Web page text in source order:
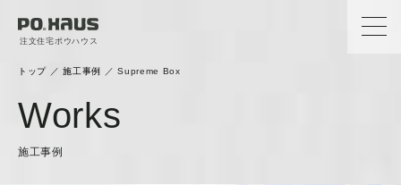
注文住宅ポウハウス
トップ ／施工事例 ／Supreme Box
Works
施工事例